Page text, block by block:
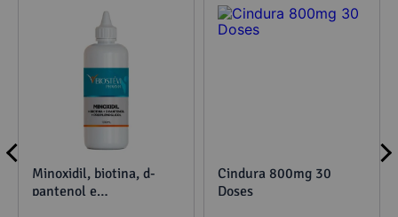
Minoxidil, biotina, d-
pantenol e
Cindura 800mg 30
Doses